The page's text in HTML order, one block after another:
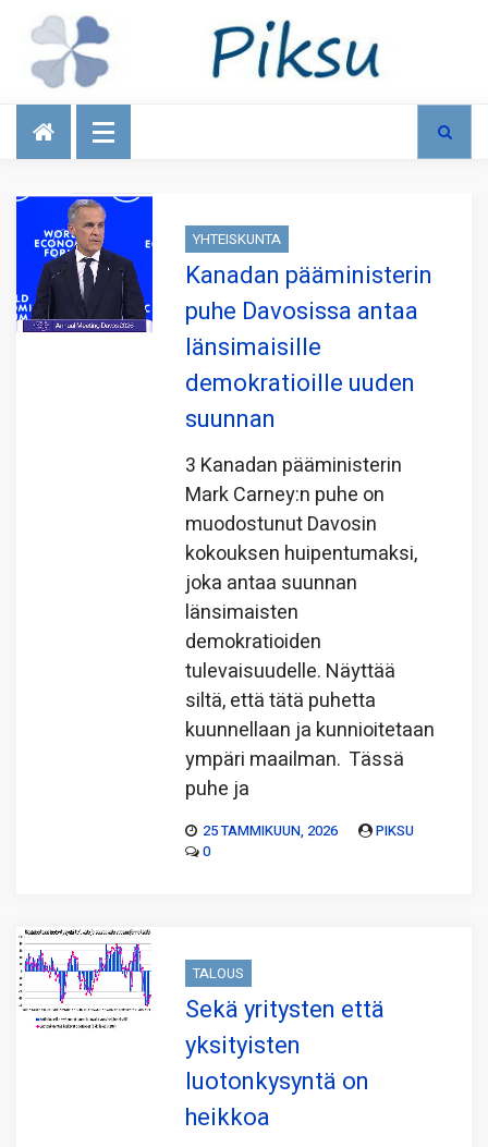
Talous
YHTEISKUNTA
Kanadan pääministerin
puhe Davosissa antaa
länsimaisille
demokratioille uuden
suunnan
3 Kanadan pääministerin
Mark Carney:n puhe on
muodostunut Davosin
kokouksen huipentumaksi,
joka antaa suunnan
länsimaisten
demokratioiden
tulevaisuudelle. Näyttää
siltä, että tätä puhetta
kuunnellaan ja kunnioitetaan
ympäri maailman. Tässä
puhe ja
25 TAMMIKUUN, 2026
PIKSU
0
TALOUS
Sekä yritysten että
yksityisten
luotonkysyntä on
heikkoa